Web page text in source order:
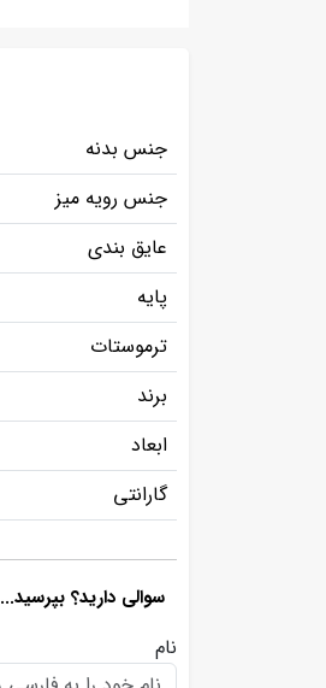
جنس بدنه
جنس رویه میز
عایق بندی
پایه
ترموستات
برند
ابعاد
گارانتی
سوالی دارید؟ بپرسید...
نام